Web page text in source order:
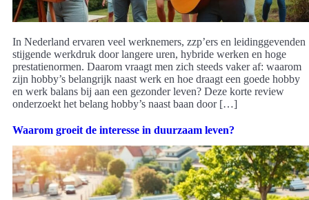
In Nederland ervaren veel werknemers, zzp’ers en leidinggevenden
stijgende werkdruk door langere uren, hybride werken en hoge
prestatienormen. Daarom vraagt men zich steeds vaker af: waarom
zijn hobby’s belangrijk naast werk en hoe draagt een goede hobby
en werk balans bij aan een gezonder leven? Deze korte review
onderzoekt het belang hobby’s naast baan door […]
Waarom groeit de interesse in duurzaam leven?